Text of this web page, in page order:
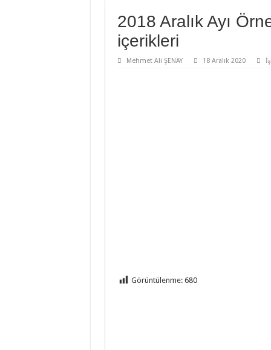
Matematik
2018 Aralık Ayı
içerikleri
Mehmet Ali ŞENAY 18 Aralık 2020
Görüntülenme: 680